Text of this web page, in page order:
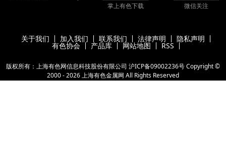
掌上有色下载 微信关注
关于我们 加入我们 联系我们 法律声明 隐私声明
有色协会 产品库 网站地图 RSS
版权所有：上海有色网信息科技股份有限公司 沪ICP备09002236号Copyright ©
2000 -2026上海有色金属网 All Rights Reserved